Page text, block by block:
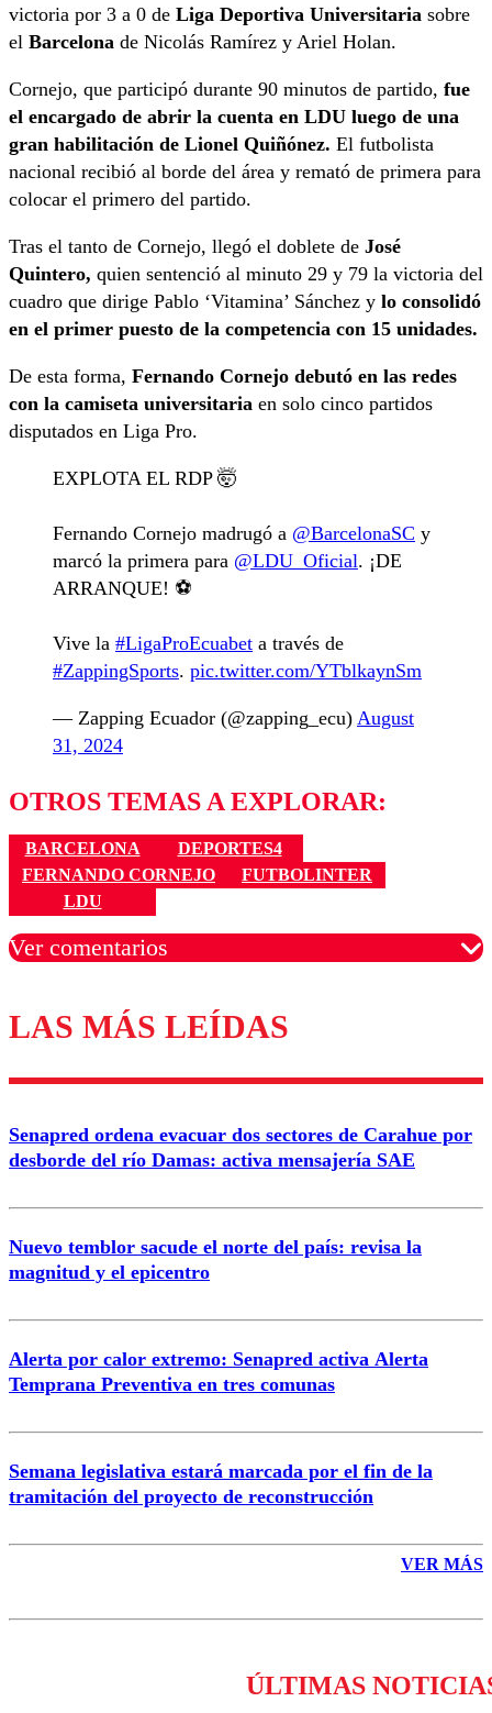
victoria por 3 a 0 de Liga Deportiva Universitaria sobre
el Barcelona de Nicolás Ramírez y Ariel Holan.
Cornejo, que participó durante 90 minutos de partido, fue
el encargado de abrir la cuenta en LDU luego de una
gran habilitación de Lionel Quiñónez. El futbolista
nacional recibió al borde del área y remató de primera para
colocar el primero del partido.
Tras el tanto de Cornejo, llegó el doblete de José
Quintero, quien sentenció al minuto 29 y 79 la victoria del
cuadro que dirige Pablo ‘Vitamina’ Sánchez y lo consolidó
en el primer puesto de la competencia con 15 unidades.
De esta forma, Fernando Cornejo debutó en las redes
con la camiseta universitaria en solo cinco partidos
disputados en Liga Pro.
EXPLOTA EL RDP 🤯
Fernando Cornejo madrugó a @BarcelonaSC y
marcó la primera para @LDU_Oficial. ¡DE
ARRANQUE! ⚽️
Vive la #LigaProEcuabet a través de
#ZappingSports. pic.twitter.com/YTblkaynSm
— Zapping Ecuador (@zapping_ecu) August
31, 2024
OTROS TEMAS A EXPLORAR:
BARCELONA
DEPORTES4
FERNANDO CORNEJO
FUTBOLINTER
LDU
Ver comentarios
Los comentarios son moderados para garantizar un
diálogo respetuoso.
Nombre
Correo
LAS MÁS LEÍDAS
Senapred ordena evacuar dos sectores de Carahue por
desborde del río Damas: activa mensajería SAE
Nuevo temblor sacude el norte del país: revisa la
magnitud y el epicentro
Alerta por calor extremo: Senapred activa Alerta
Temprana Preventiva en tres comunas
Semana legislativa estará marcada por el fin de la
tramitación del proyecto de reconstrucción
VER MÁS
ÚLTIMAS